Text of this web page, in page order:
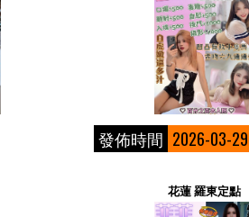
發佈時間 2026-03-29
花蓮 羅東定點